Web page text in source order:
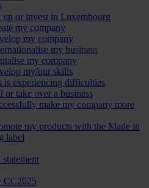
up or invest in Luxembourg
my company
my company
my business
my company
my/our skills
is experiencing difficulties
or take over a business
make my company more
my products with the Made in
label
CC2025